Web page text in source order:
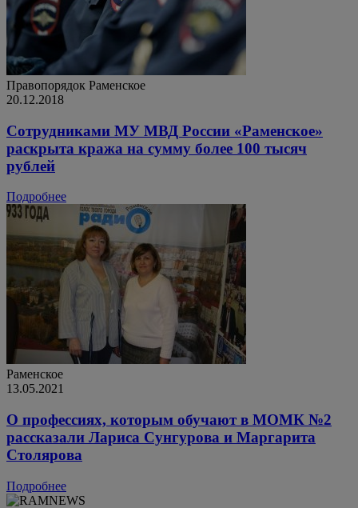
Правопорядок Раменское
20.12.2018
Сотрудниками МУ МВД России «Раменское»
раскрыта кража на сумму более 100 тысяч
рублей
Подробнее
Раменское
13.05.2021
О профессиях, которым обучают в МОМК №2
рассказали Лариса Сунгурова и Маргарита
Столярова
Подробнее